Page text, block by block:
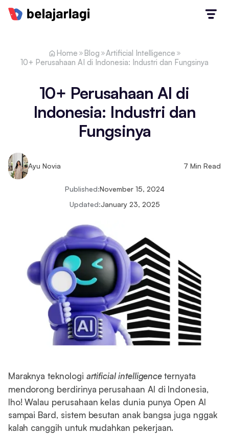
Home Blog
Artificial Intelligence
10+ Perusahaan AI di Indonesia: Industri dan Fungsinya
10+ Perusahaan AI di
Indonesia: Industri dan
Fungsinya
Ayu Novia 7 Min Read
Published:November 15, 2024
Updated:January 23, 2025
Maraknya teknologi artificial intelligenceternyata
mendorong berdirinya perusahaan AI di Indonesia,
lho! Walau perusahaan kelas dunia punya Open AI
sampai Bard, sistem besutan anak bangsa juga nggak
kalah canggih untuk mudahkan pekerjaan.